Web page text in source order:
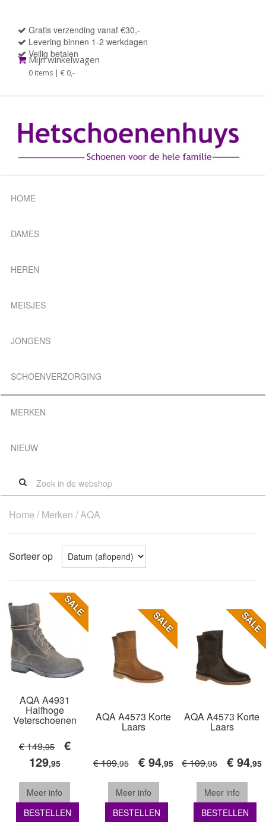
Gratis verzending vanaf €30,-
Levering binnen 1-2 werkdagen
Veilig betalen
Mijn winkelwagen
0 items | € 0,-
HOME
DAMES
HEREN
MEISJES
JONGENS
SCHOENVERZORGING
MERKEN
NIEUW
Home /Merken / AQA
Sorteer op
SALE
AQA A4931
Halfhoge
Veterschoenen
€ 149,95
€
129,95
Meer info
BESTELLEN
SALE
AQA A4573 Korte
Laars
€ 109,95 € 94,95
Meer info
BESTELLEN
SALE
AQA A4573 Korte
Laars
€ 109,95 € 94,95
Meer info
BESTELLEN